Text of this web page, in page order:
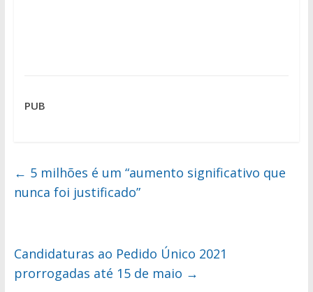
PUB
← 5 milhões é um “aumento significativo que
nunca foi justificado”
Candidaturas ao Pedido Único 2021
prorrogadas até 15 de maio →